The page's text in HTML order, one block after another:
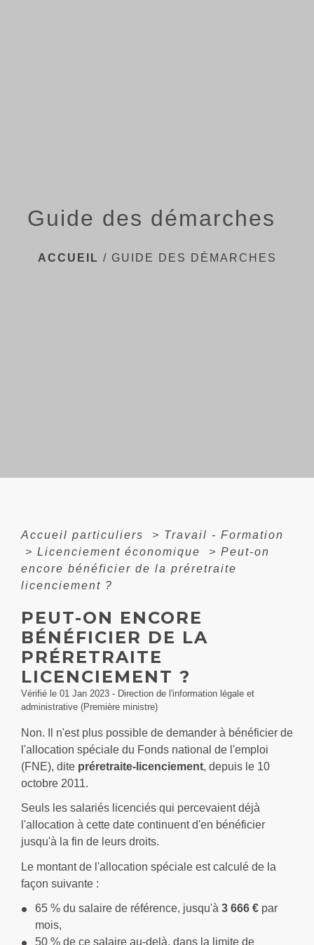
Guide des démarches
ACCUEIL / GUIDE DES DÉMARCHES
Accueil particuliers > Travail - Formation
> Licenciement économique > Peut-on
encore bénéficier de la préretraite
licenciement ?
PEUT-ON ENCORE
BÉNÉFICIER DE LA
PRÉRETRAITE
LICENCIEMENT ?
Vérifié le 01 Jan 2023 - Direction de l'information légale et
administrative (Première ministre)
Non. Il n'est plus possible de demander à bénéficier de
l'allocation spéciale du Fonds national de l'emploi
(FNE), dite préretraite-licenciement, depuis le 10
octobre 2011.
Seuls les salariés licenciés qui percevaient déjà
l'allocation à cette date continuent d'en bénéficier
jusqu'à la fin de leurs droits.
Le montant de l'allocation spéciale est calculé de la
façon suivante :
65 % du salaire de référence, jusqu'à 3 666 € par
mois,
50 % de ce salaire au-delà, dans la limite de